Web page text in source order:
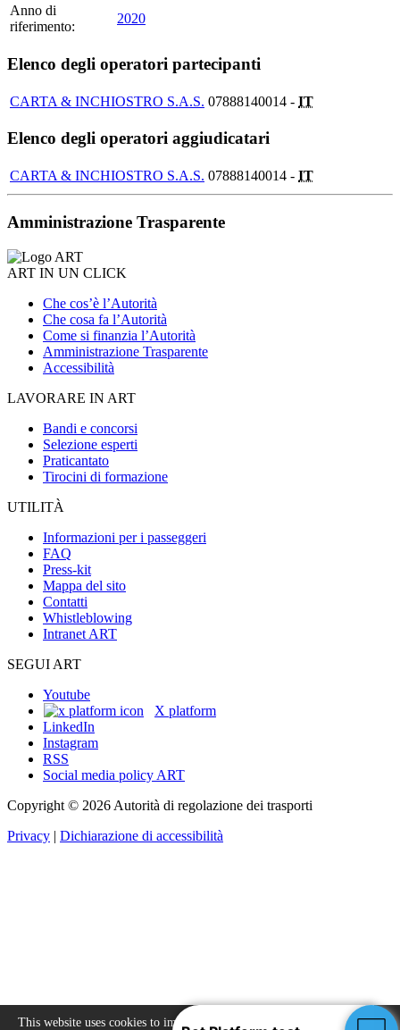
Anno di
riferimento:
2020
Elenco degli operatori partecipanti
CARTA & INCHIOSTRO S.A.S. 07888140014 - IT
Elenco degli operatori aggiudicatari
CARTA & INCHIOSTRO S.A.S. 07888140014 - IT
Amministrazione Trasparente
ART IN UN CLICK
Che cos’è l’Autorità
Che cosa fa l’Autorità
Come si finanzia l’Autorità
Amministrazione Trasparente
Accessibilità
LAVORARE IN ART
Bandi e concorsi
Selezione esperti
Praticantato
Tirocini di formazione
UTILITÀ
Informazioni per i passeggeri
FAQ
Press-kit
Mappa del sito
Contatti
Whistleblowing
Intranet ART
SEGUI ART
Youtube
X platform
LinkedIn
Instagram
RSS
Social media policy ART
Copyright © 2026 Autorità di regolazione dei trasporti
Privacy | Dichiarazione di accessibilità
This website uses cookies to improve your experience.